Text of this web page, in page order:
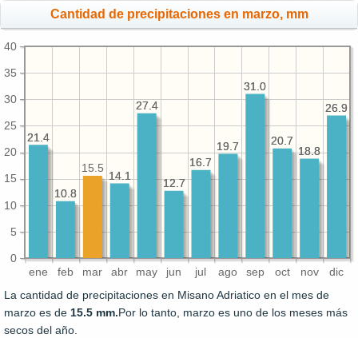
Cantidad de precipitaciones en marzo, mm
ene feb mar abr may jun jul ago sep oct nov dic
0
5
10
15
20
25
30
35
40
26.9
18.8
20.7
31.0
19.7
16.7
12.7
27.4
14.1
10.8
21.4
26.9
18.8
20.7
31.0
19.7
16.7
12.7
27.4
14.1
15.5
10.8
21.4
La cantidad de precipitaciones en Misano Adriatico en el mes de
marzo es de 15.5 mm.Por lo tanto, marzo es uno de los meses más
secos del año.